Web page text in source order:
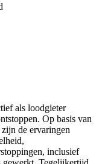
als loodgieter
Op basis van
de ervaringen
inclusief